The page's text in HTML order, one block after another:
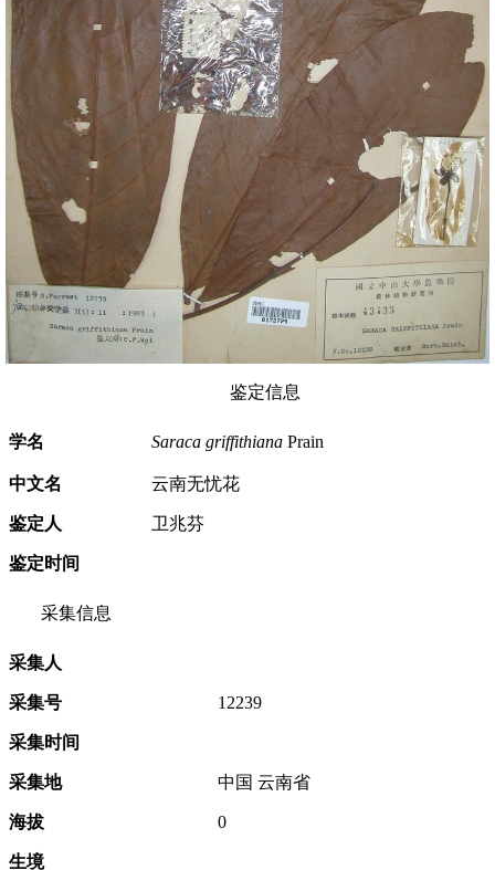
鉴定信息
学名 Saraca griffithiana Prain
中文名 云南无忧花
鉴定人 卫兆芬
鉴定时间
采集信息
采集人
采集号 12239
采集时间
采集地 中国 云南省
海拔 0
生境